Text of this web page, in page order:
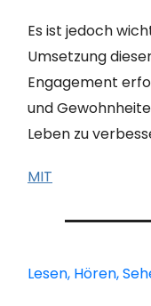
Es ist jedoch
Umsetzung
Engagement
und
Leben zu
MIT
Lesen, Hören,